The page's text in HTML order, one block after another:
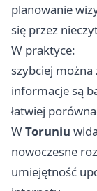
planowanie
się przez
W praktyce:
szybciej można
informacje są
łatwiej
WToruniu
nowoczesne
umiejętność